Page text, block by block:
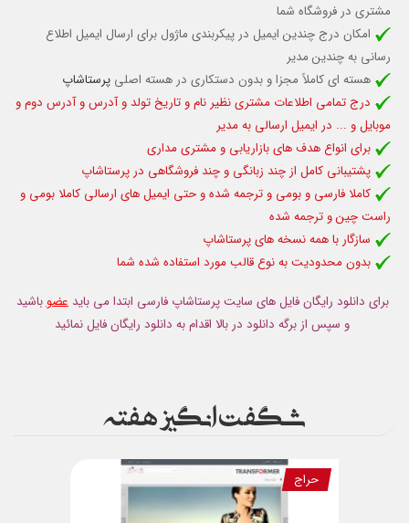
مشتری در فروشگاه شما
امکان درج چندین ایمیل در پیکربندی ماژول برای ارسال ایمیل اطلاع
رسانی به چندین مدیر
هسته ای کاملاً مجزا و بدون دستکاری در هسته اصلی پرستاشاپ
درج تمامی اطلاعات مشتری نظیر نام و تاریخ تولد و آدرس و آدرس دوم و
موبایل و ... در ایمیل ارسالی به مدیر
برای انواع هدف های بازاریابی و مشتری مداری
پشتیبانی کامل از چند زبانگی و چند فروشگاهی در پرستاشاپ
کاملا فارسی و بومی و ترجمه شده و حتی ایمیل های ارسالی کاملا بومی و
راست چین و ترجمه شده
سازگار با همه نسخه های پرستاشاپ
بدون محدودیت به نوع قالب مورد استفاده شده شما
برای دانلود رایگان فایل های سایت پرستاشاپ فارسی ابتدا می بایدعضوباشید
و سپس از برگه دانلود در بالا اقدام به دانلود رایگان فایل نمائید
شگفت انگیز هفته
حراج